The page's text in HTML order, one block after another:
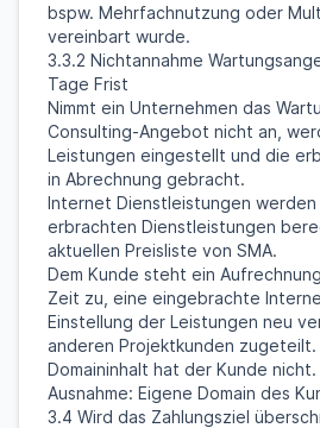
bspw. Mehrfachnutzung oder
vereinbart wurde.
3.3.2 Nichtannahme
Tage Frist
Nimmt ein Unternehmen das
Consulting-Angebot nicht an,
Leistungen eingestellt und die
in Abrechnung gebracht.
Internet Dienstleistungen werden
erbrachten Dienstleistungen
aktuellen Preisliste von SMA.
Dem Kunde steht ein
Zeit zu, eine eingebrachte
Einstellung der Leistungen neu
anderen Projektkunden zugeteilt.
Domaininhalt hat der Kunde nicht.
Ausnahme: Eigene Domain des
3.4 Wird das Zahlungsziel